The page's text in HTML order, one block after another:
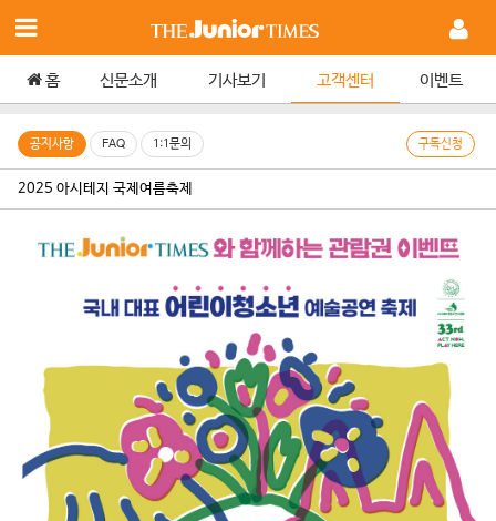
홈 신문소개 기사보기 고객센터 이벤트
공지사항 FAQ 1:1문의 구독신청
2025 아시테지 국제여름축제